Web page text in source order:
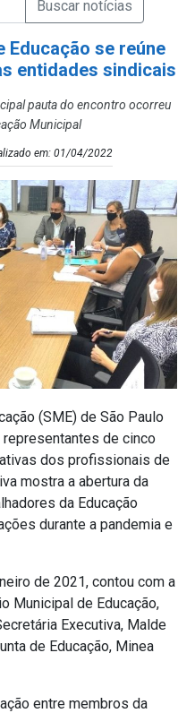
Educação se reúne
entidades sindicais
pauta do encontro ocorreu
Municipal
em: 01/04/2022
(SME) de São Paulo
de cinco
dos profissionais de
mostra a abertura da
da Educação
durante a pandemia e
de 2021, contou com a
Municipal de Educação,
Executiva, Malde
de Educação, Minea
entre membros da